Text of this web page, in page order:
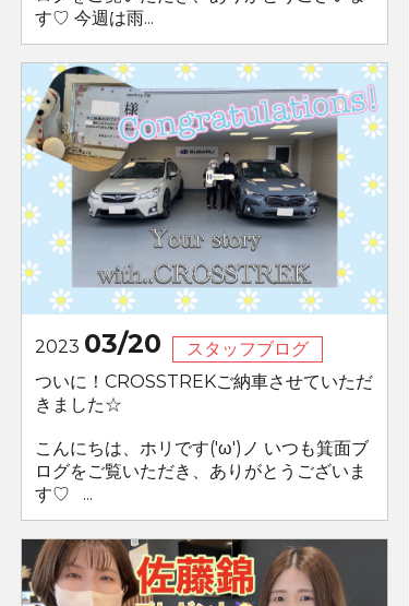
す♡ 今週は雨...
2023 03/20
スタッフブログ
ついに！CROSSTREKご納車させていただ
きました☆
こんにちは、ホリです('ω')ノ いつも箕面ブ
ログをご覧いただき、ありがとうございま
す♡ ...